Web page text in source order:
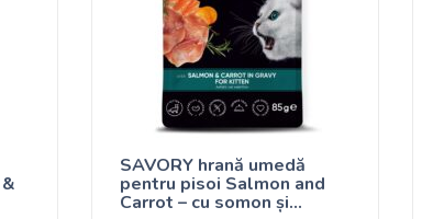
SAVORY hrană umedă
pentru pisoi Salmon and
Carrot – cu somon și